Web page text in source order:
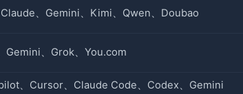
、Gemini、Kimi、Qwen、Doubao
Gemini、Grok、You.com
、Cursor、Claude Code、Codex、Gemini